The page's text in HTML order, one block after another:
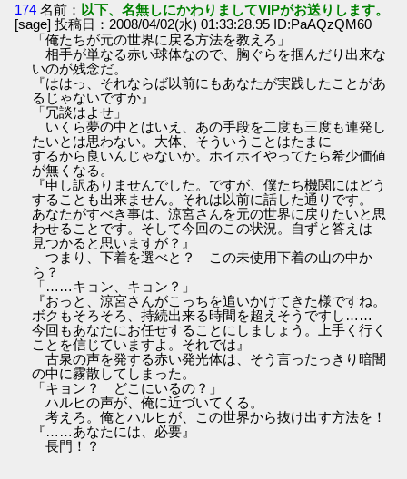
174 名前： 以下、名無しにかわりましてVIPがお送りします。
[sage] 投稿日：2008/04/02(水) 01:33:28.95 ID:PaAQzQM60
「俺たちが元の世界に戻る方法を教えろ」
相手が単なる赤い球体なので、胸ぐらを掴んだり出来な
いのが残念だ。
『ははっ、それならば以前にもあなたが実践したことがあ
るじゃないですか』
「冗談はよせ」
いくら夢の中とはいえ、あの手段を二度も三度も連発し
たいとは思わない。大体、そういうことはたまに
するから良いんじゃないか。ホイホイやってたら希少価値
が無くなる。
『申し訳ありませんでした。ですが、僕たち機関にはどう
することも出来ません。それは以前に話した通りです。
あなたがすべき事は、涼宮さんを元の世界に戻りたいと思
わせることです。そして今回のこの状況。自ずと答えは
見つかると思いますが？』
つまり、下着を選べと？ この未使用下着の山の中か
ら？
「……キョン、キョン？」
『おっと、涼宮さんがこっちを追いかけてきた様ですね。
ボクもそろそろ、持続出来る時間を超えそうですし……
今回もあなたにお任せすることにしましょう。上手く行く
ことを信じていますよ。それでは』
古泉の声を発する赤い発光体は、そう言ったっきり暗闇
の中に霧散してしまった。
「キョン？ どこにいるの？」
ハルヒの声が、俺に近づいてくる。
考えろ。俺とハルヒが、この世界から抜け出す方法を！
『……あなたには、必要』
長門！？